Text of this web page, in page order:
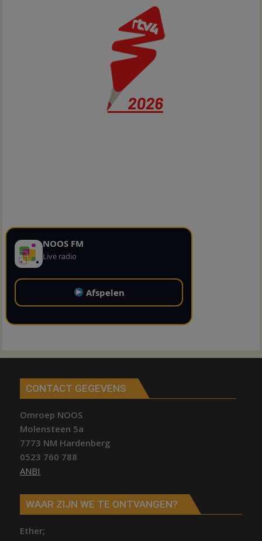
NOOS FM
Live radio
Afspelen
CONTACT GEGEVENS
Omroep NOOS
Molensteen 5a
7773 NM Hardenberg
0523 760 788
ANBI
WAAR ZIJN WE TE ONTVANGEN?
Ether;